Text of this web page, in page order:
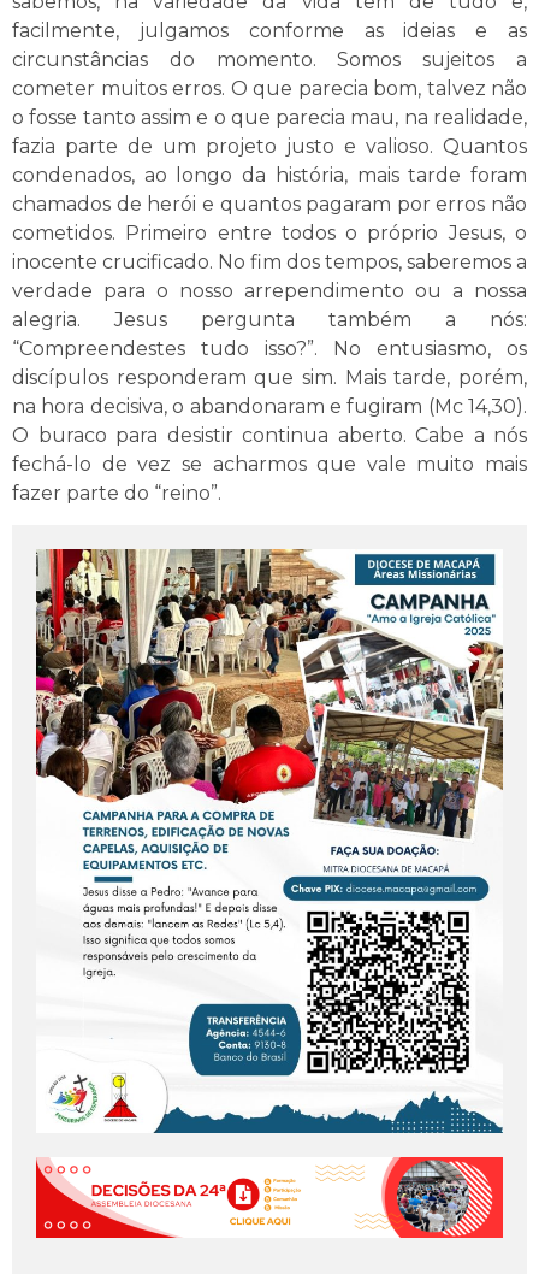
facilmente, julgamos conforme as ideias e as
circunstâncias do momento. Somos sujeitos a
cometer muitos erros. O que parecia bom, talvez não
o fosse tanto assim e o que parecia mau, na realidade,
fazia parte de um projeto justo e valioso. Quantos
condenados, ao longo da história, mais tarde foram
chamados de herói e quantos pagaram por erros não
cometidos. Primeiro entre todos o próprio Jesus, o
inocente crucificado. No fim dos tempos, saberemos a
verdade para o nosso arrependimento ou a nossa
alegria. Jesus pergunta também a nós:
“Compreendestes tudo isso?”. No entusiasmo, os
discípulos responderam que sim. Mais tarde, porém,
na hora decisiva, o abandonaram e fugiram (Mc 14,30).
O buraco para desistir continua aberto. Cabe a nós
fechá-lo de vez se acharmos que vale muito mais
fazer parte do “reino”.